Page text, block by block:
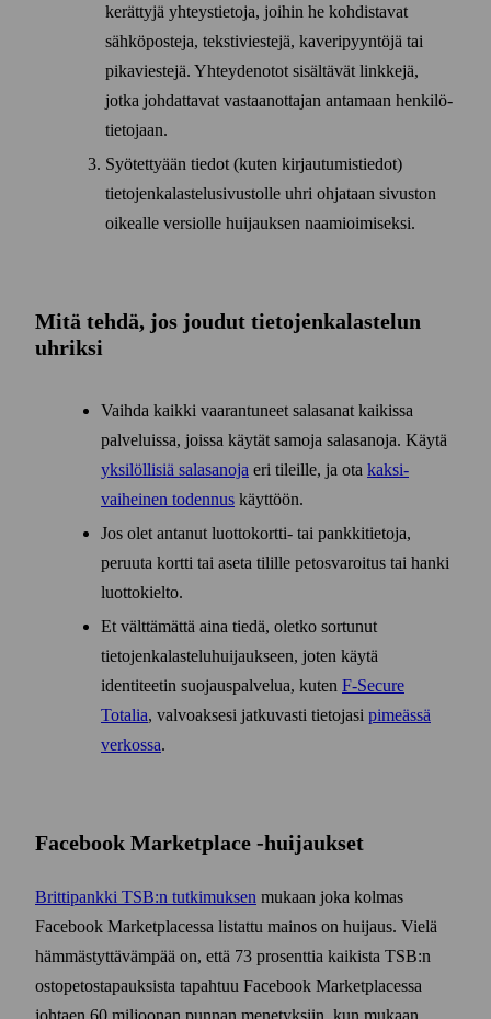
kerättyjä yhteys­tietoja, joihin he kohdistavat
sähkö­posteja, teksti­viestejä, kaveri­pyyntöjä tai
pika­viestejä. Yhteyden­otot sisältävät linkkejä,
jotka johdattavat vastaanottajan antamaan henkilö­
tietojaan.
Syötettyään tiedot (kuten kirjautumis­tiedot)
tietojen­kalastelu­sivustolle uhri ohjataan sivuston
oikealle versiolle huijauksen naamioimiseksi.
Mitä tehdä, jos joudut tietojen­kalastelun
uhriksi
Vaihda kaikki vaarantuneet sala­sanat kaikissa
palveluissa, joissa käytät samoja sala­sanoja. Käytä
yksilöllisiä salasanoja eri tileille, ja ota kaksi­
vaiheinen todennus käyttöön.
Jos olet antanut luottokortti- tai pankkitietoja,
peruuta kortti tai aseta tilille petosvaroitus tai hanki
luottokielto.
Et välttämättä aina tiedä, oletko sortunut
tietojenkalasteluhuijaukseen, joten käytä
identiteetin suojauspalvelua, kuten F‑Secure
Totalia, valvoaksesi jatkuvasti tietojasi pimeässä
verkossa.
Facebook Marketplace ‑huijaukset
Brittipankki TSB:n tutkimuksen mukaan joka kolmas
Facebook Market­placessa listattu mainos on huijaus. Vielä
hämmästyttävämpää on, että 73 prosenttia kaikista TSB:n
osto­petos­tapauksista tapahtuu Facebook Market­placessa